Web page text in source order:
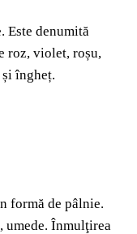
Este denumită
roz, violet, roșu,
îngheț.
formă de pâlnie.
umede. Înmulţirea